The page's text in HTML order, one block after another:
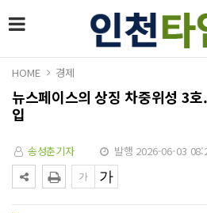
HOME 경제
뉴스페이스의 상징 차중위성 3
입
송성춘기자 발행 2026-06-03